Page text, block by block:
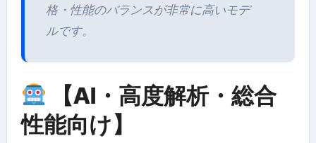
格・性能のバランスが非常に高いモデ
ルです。
【AI・高度解析・総合
性能向け】